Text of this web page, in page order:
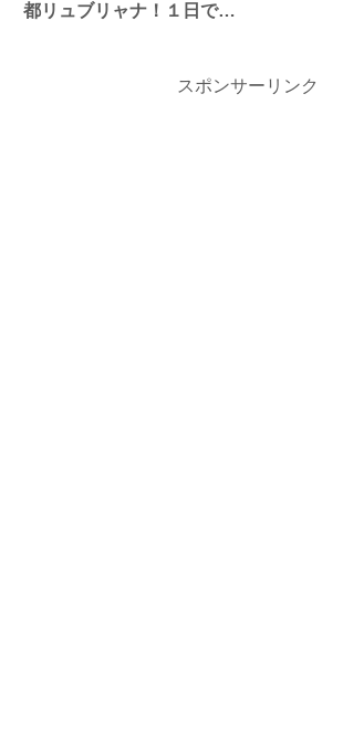
都リュブリャナ！１日で満
スポンサーリンク